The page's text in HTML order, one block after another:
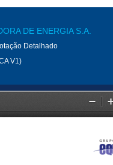
DE ENERGIA S.A.
Detalhado
V1)